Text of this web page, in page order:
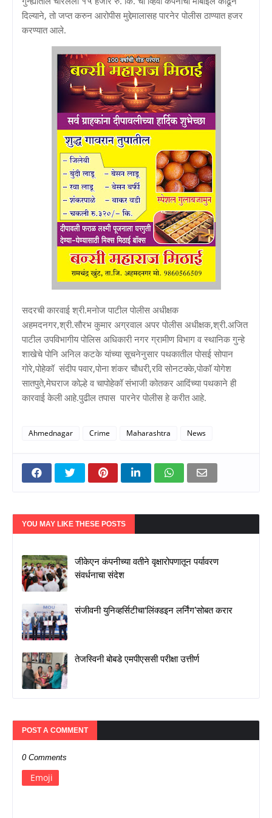
दिल्याने, तो जप्त करुन आरोपीस मुद्देमालासह पारनेर पोलीस ठाण्यात हजर
करण्यात आले.
सदरची कारवाई श्री.मनोज पाटील पोलीस अधीक्षक
अहमदनगर,श्री.सौरभ कुमार अग्रवाल अपर पोलीस अधीक्षक,श्री.अजित
पाटील उपविभागीय पोलिस अधिकारी नगर ग्रामीण विभाग व स्थानिक गुन्हे
शाखेचे पोनि अनिल कटके यांच्या सूचनेनुसार पथकातील पोसई सोपान
गोरे,पोहेकॉ संदीप पवार,पोना शंकर चौधरी,रवि सोनटक्के,पोकॉ योगेश
सातपुते,मेघराज कोल्हे व चापोहेकॉ संभाजी कोतकर आदिंच्या पथकाने ही
कारवाई केली आहे.पुढील तपास पारनेर पोलीस हे करीत आहे.
Ahmednagar Crime Maharashtra News
YOU MAY LIKE THESE POSTS
जीकेएन कंपनीच्या वतीने वृक्षारोपणातून पर्यावरण
संवर्धनाचा संदेश
संजीवनी युनिव्हर्सिटीचा‘लिंक्डइन लर्निंग’सोबत करार
तेजस्विनी बोबडे एमपीएससी परीक्षा उत्तीर्ण
POST A COMMENT
0 Comments
Emoji